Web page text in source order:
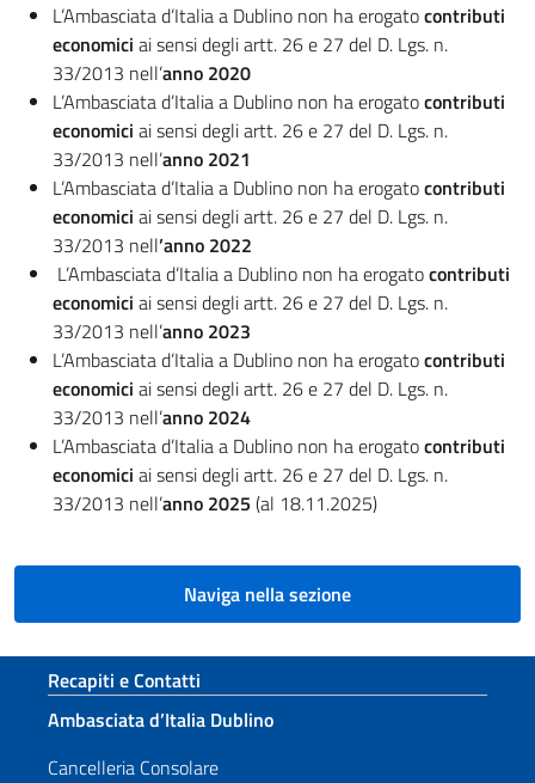
L’Ambasciata d’Italia a Dublino non ha erogatocontributi
economici ai sensi degli artt. 26 e 27 del D. Lgs. n.
33/2013 nell’anno 2020
L’Ambasciata d’Italia a Dublino non ha erogatocontributi
economici ai sensi degli artt. 26 e 27 del D. Lgs. n.
33/2013 nell’anno 2021
L’Ambasciata d’Italia a Dublino non ha erogatocontributi
economici ai sensi degli artt. 26 e 27 del D. Lgs. n.
33/2013 nell’anno 2022
L’Ambasciata d’Italia a Dublino non ha erogatocontributi
economici ai sensi degli artt. 26 e 27 del D. Lgs. n.
33/2013 nell’anno 2023
L’Ambasciata d’Italia a Dublino non ha erogatocontributi
economici ai sensi degli artt. 26 e 27 del D. Lgs. n.
33/2013 nell’anno 2024
L’Ambasciata d’Italia a Dublino non ha erogatocontributi
economici ai sensi degli artt. 26 e 27 del D. Lgs. n.
33/2013 nell’anno 2025 (al 18.11.2025)
Naviga nella sezione
Sezione footer
Recapiti e Contatti
Ambasciata d’Italia Dublino
Cancelleria Consolare